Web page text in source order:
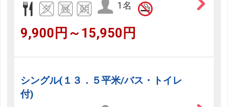
1名
9,900円～15,950円
シングル(１３．５平米/バス・トイレ
付)